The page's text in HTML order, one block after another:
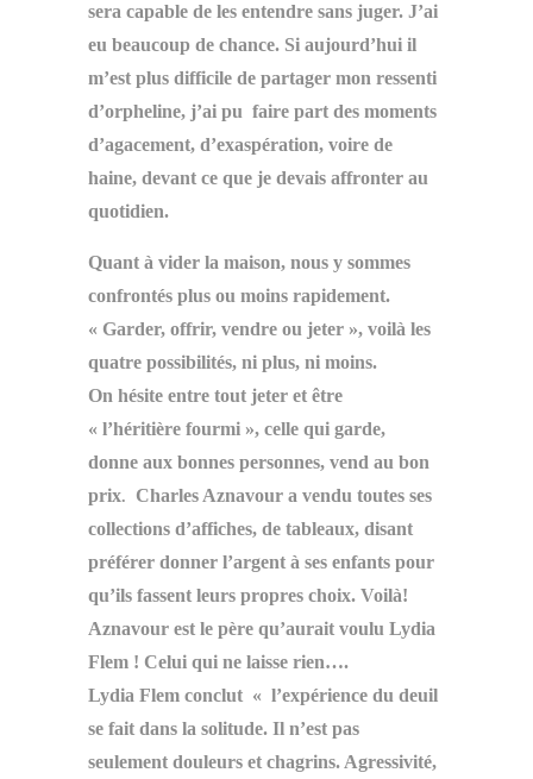
sera capable de les entendre sans juger. J’ai
eu beaucoup de chance. Si aujourd’hui il
m’est plus difficile de partager mon ressenti
d’orpheline, j’ai pu faire part des moments
d’agacement, d’exaspération, voire de
haine, devant ce que je devais affronter au
quotidien.
Quant à vider la maison, nous y sommes
confrontés plus ou moins rapidement.
« Garder, offrir, vendre ou jeter », voilà les
quatre possibilités, ni plus, ni moins.
On hésite entre tout jeter et être
« l’héritière fourmi », celle qui garde,
donne aux bonnes personnes, vend au bon
prix. Charles Aznavour a vendu toutes ses
collections d’affiches, de tableaux, disant
préférer donner l’argent à ses enfants pour
qu’ils fassent leurs propres choix. Voilà!
Aznavour est le père qu’aurait voulu Lydia
Flem ! Celui qui ne laisse rien….
Lydia Flem conclut « l’expérience du deuil
se fait dans la solitude. Il n’est pas
seulement douleurs et chagrins. Agressivité,